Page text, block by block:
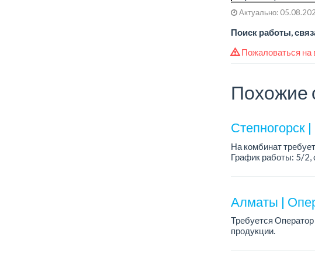
Актуально:
Поиск работы,
Пожаловаться на
Похожие
Степногорск
На комбинат
График работы: 5/2,
Алматы |
Требуется Оператор
продукции.